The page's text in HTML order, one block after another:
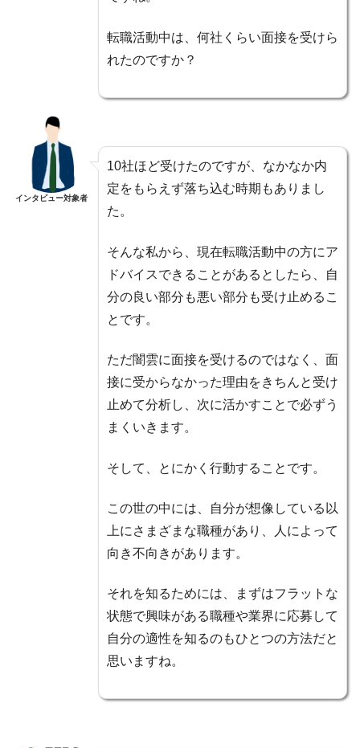
転職活動中は、何社くらい面接を受けら
れたのですか？
インタビュー対象者
10社ほど受けたのですが、なかなか内
定をもらえず落ち込む時期もありまし
た。
そんな私から、現在転職活動中の方にア
ドバイスできることがあるとしたら、自
分の良い部分も悪い部分も受け止めるこ
とです。
ただ闇雲に面接を受けるのではなく、面
接に受からなかった理由をきちんと受け
止めて分析し、次に活かすことで必ずう
まくいきます。
そして、とにかく行動することです。
この世の中には、自分が想像している以
上にさまざまな職種があり、人によって
向き不向きがあります。
それを知るためには、まずはフラットな
状態で興味がある職種や業界に応募して
自分の適性を知るのもひとつの方法だと
思いますね。